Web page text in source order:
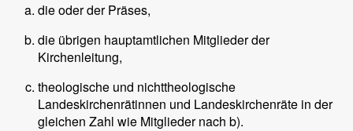
die oder der Präses,
die übrigen hauptamtlichen Mitglieder der
Kirchenleitung,
theologische und nichttheologische
Landeskirchenrätinnen und Landeskirchenräte in der
gleichen Zahl wie Mitglieder nach b).